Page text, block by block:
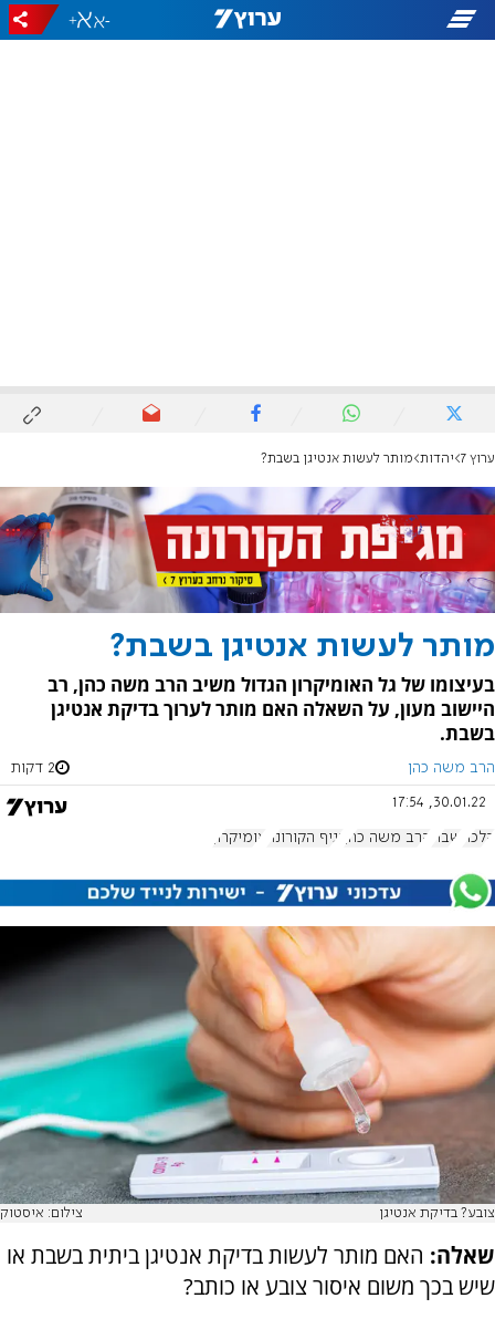
-
+
ערוץ 7 יהדות מותר לעשות אנטיגן בשבת?
מותר לעשות אנטיגן בשבת?
בעיצומו של גל האומיקרון הגדול משיב הרב משה כהן, רב
היישוב מעון, על השאלה האם מותר לערוך בדיקת אנטיגן
בשבת.
הרב משה כהן 2 דקות
30.01.22, 17:54
הלכה שבת הרב משה כהן נגיף הקורונה אומיקרון
צובע? בדיקת אנטיגן צילום: איסטוק
שאלה: האם מותר לעשות בדיקת אנטיגן ביתית בשבת או
שיש בכך משום איסור צובע או כותב?